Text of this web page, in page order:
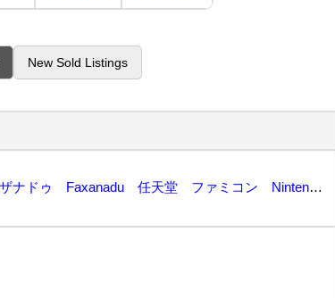
New Sold Listings
【箱・説明書付属】ファザナドゥ Faxanadu 任天堂 ファミコン Nintendo Famico...